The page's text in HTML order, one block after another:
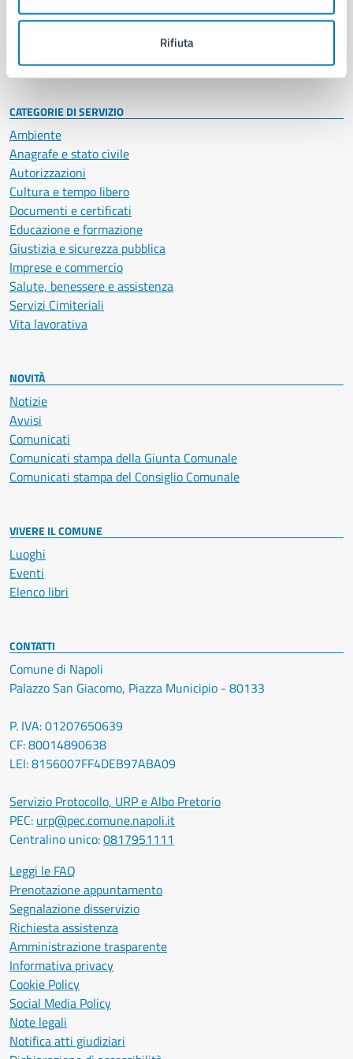
Rifiuta
Personale amministrativo
CATEGORIE DI SERVIZIO
Ambiente
Anagrafe e stato civile
Autorizzazioni
Cultura e tempo libero
Documenti e certificati
Educazione e formazione
Giustizia e sicurezza pubblica
Imprese e commercio
Salute, benessere e assistenza
Servizi Cimiteriali
Vita lavorativa
NOVITÀ
Notizie
Avvisi
Comunicati
Comunicati stampa della Giunta Comunale
Comunicati stampa del Consiglio Comunale
VIVERE IL COMUNE
Luoghi
Eventi
Elenco libri
CONTATTI
Comune di Napoli
Palazzo San Giacomo, Piazza Municipio - 80133
P. IVA: 01207650639
CF: 80014890638
LEI: 8156007FF4DEB97ABA09
Servizio Protocollo, URP e Albo Pretorio
PEC: urp@pec.comune.napoli.it
Centralino unico:0817951111
Leggi le FAQ
Prenotazione appuntamento
Segnalazione disservizio
Richiesta assistenza
Amministrazione trasparente
Informativa privacy
Cookie Policy
Social Media Policy
Note legali
Notifica atti giudiziari